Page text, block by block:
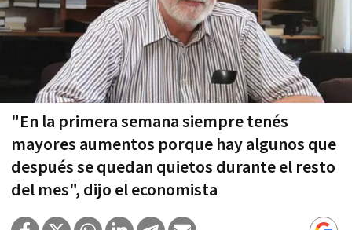
"En la primera semana siempre tenés
mayores aumentos porque hay algunos que
después se quedan quietos durante el resto
del mes", dijo el economista